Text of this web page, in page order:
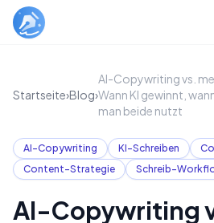
Startseite›Blog›
AI-Copywriting vs.
Wann KI gewinnt,
man beide nutzt
AI-Copywriting KI-Schreiben
Content-Strategie
Schreib-
AI-Copywriting